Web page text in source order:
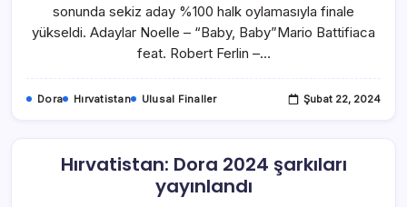
sonunda sekiz aday %100 halk oylamasıyla finale
yükseldi. Adaylar Noelle – “Baby, Baby”Mario Battifiaca
feat. Robert Ferlin –…
Dora Hırvatistan Ulusal Finaller Şubat 22, 2024
Hırvatistan: Dora 2024 şarkıları
yayınlandı